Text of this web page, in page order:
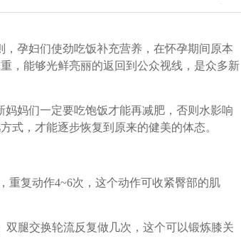
孕妇们使劲吃饭补充营养，在怀孕期间原本
，能够光鲜亮丽的返回到公众视线，是众多新
妈们一定要吃饱饭才能再减肥，否则水影响
式，才能逐步恢复到原来的健美的体态。
复动作4~6次，这个动作可收紧臀部的肌
腿交换轮流反复做几次，这个可以锻炼膝关